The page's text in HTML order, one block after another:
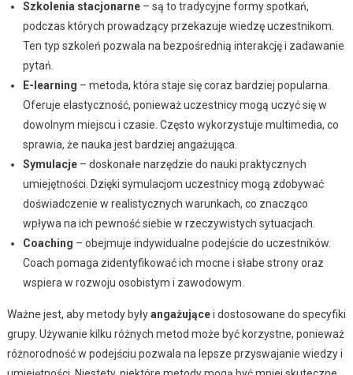
Szkolenia stacjonarne– są to tradycyjne formy spotkań,
podczas których prowadzący przekazuje wiedzę uczestnikom.
Ten typ szkoleń pozwala na bezpośrednią interakcję i zadawanie
pytań.
E-learning – metoda, która staje się coraz bardziej popularna.
Oferuje elastyczność, ponieważ uczestnicy mogą uczyć się w
dowolnym miejscu i czasie. Często wykorzystuje multimedia, co
sprawia, że nauka jest bardziej angażująca.
Symulacje– doskonałe narzędzie do nauki praktycznych
umiejętności. Dzięki symulacjom uczestnicy mogą zdobywać
doświadczenie w realistycznych warunkach, co znacząco
wpływa na ich pewność siebie w rzeczywistych sytuacjach.
Coaching – obejmuje indywidualne podejście do uczestników.
Coach pomaga zidentyfikować ich mocne i słabe strony oraz
wspiera w rozwoju osobistym i zawodowym.
Ważne jest, aby metody byłyangażującei dostosowane do specyfiki
grupy. Używanie kilku różnych metod może być korzystne, ponieważ
różnorodność w podejściu pozwala na lepsze przyswajanie wiedzy i